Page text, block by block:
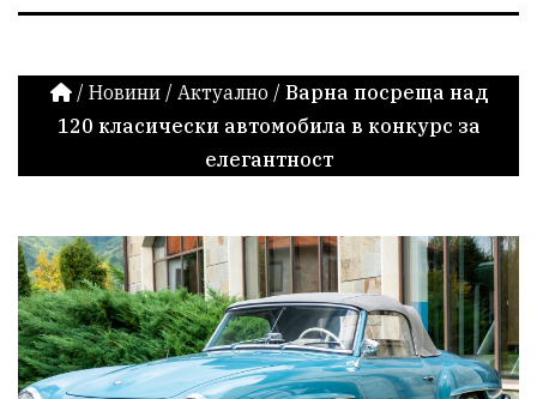
/ Новини / Актуално / Варна посреща над
120 класически автомобила в конкурс за
елегантност